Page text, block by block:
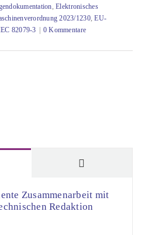
,Elektronisches
2023/1230,EU-
82079-3
0 Kommentare
Zusammenarbeit mit
Redaktion